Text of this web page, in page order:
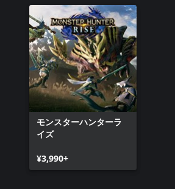
モンスターハンターラ
イズ
¥3,990+